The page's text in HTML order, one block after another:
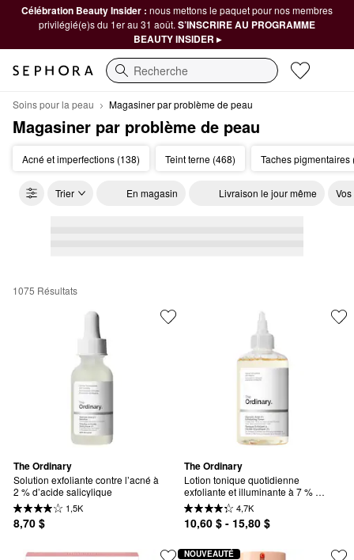
Célébration Beauty Insider : nous mettons le paquet pour nos membres
privilégié(e)s du 1er au 31 août. S’INSCRIRE AU PROGRAMME
BEAUTY INSIDER ▸
Recherche
Soins pour la peau Magasiner par problème de peau
Magasiner par problème de peau
Acné et imperfections (138) Teint terne (468) Taches pigmentaires
Trier En magasin Livraison le jour même
Magasiner par problème de peau
1075 Résultats
The Ordinary
Solution exfoliante contre l’acné à
2 % d’acide salicylique
1,5K
8,70 $
The Ordinary
Lotion tonique quotidienne
exfoliante et illuminante à 7 %
d’acide glycolique
4,7K
10,60 $ - 15,80 $
NOUVEAUTÉ